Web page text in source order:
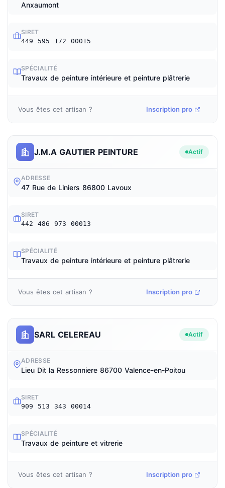
Anxaumont
SIRET
449 595 172 00015
SPÉCIALITÉ
Travaux de peinture intérieure et peinture plâtrerie
Vous êtes cet artisan ? Inscription pro
J.M.A GAUTIER PEINTURE Actif
ADRESSE
47 Rue de Liniers 86800 Lavoux
SIRET
442 486 973 00013
SPÉCIALITÉ
Travaux de peinture intérieure et peinture plâtrerie
Vous êtes cet artisan ? Inscription pro
SARL CELEREAU Actif
ADRESSE
Lieu Dit la Ressonniere 86700 Valence-en-Poitou
SIRET
909 513 343 00014
SPÉCIALITÉ
Travaux de peinture et vitrerie
Vous êtes cet artisan ? Inscription pro